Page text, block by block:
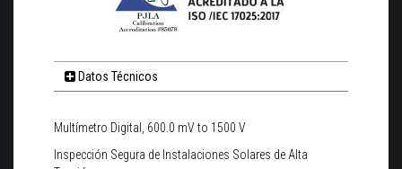
Datos Técnicos
Multímetro Digital, 600.0 mV to 1500 V
Inspección Segura de Instalaciones Solares de Alta